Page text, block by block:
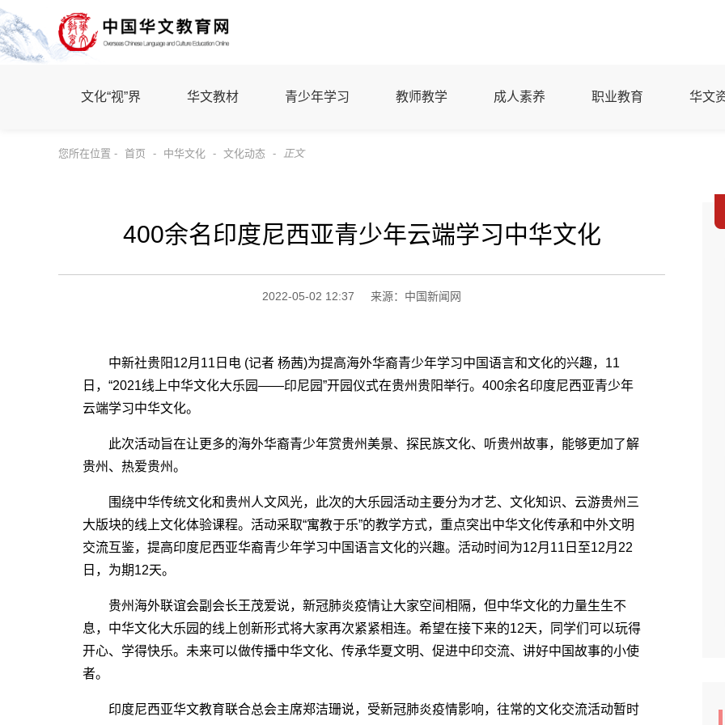
文化“视”界 华文教材 青少年学习 教师教学 成人素养 职业教育 华文
您所在位置 - 首页 - 中华文化 - 文化动态 - 正文
400余名印度尼西亚青少年云端学习中华文化
2022-05-02 12:37 来源：中国新闻网
中新社贵阳12月11日电 (记者 杨茜)为提高海外华裔青少年学习中国语言和文化的兴趣，11
日，“2021线上中华文化大乐园――印尼园”开园仪式在贵州贵阳举行。400余名印度尼西亚青少年
云端学习中华文化。
此次活动旨在让更多的海外华裔青少年赏贵州美景、探民族文化、听贵州故事，能够更加了解
贵州、热爱贵州。
围绕中华传统文化和贵州人文风光，此次的大乐园活动主要分为才艺、文化知识、云游贵州三
大版块的线上文化体验课程。活动采取“寓教于乐”的教学方式，重点突出中华文化传承和中外文明
交流互鉴，提高印度尼西亚华裔青少年学习中国语言文化的兴趣。活动时间为12月11日至12月22
日，为期12天。
贵州海外联谊会副会长王茂爱说，新冠肺炎疫情让大家空间相隔，但中华文化的力量生生不
息，中华文化大乐园的线上创新形式将大家再次紧紧相连。希望在接下来的12天，同学们可以玩得
开心、学得快乐。未来可以做传播中华文化、传承华夏文明、促进中印交流、讲好中国故事的小使
者。
印度尼西亚华文教育联合总会主席郑洁珊说，受新冠肺炎疫情影响，往常的文化交流活动暂时